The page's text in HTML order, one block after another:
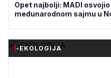
Opet najbolji: MADI
međunarodnom sajmu u
-EKOLOGIJA